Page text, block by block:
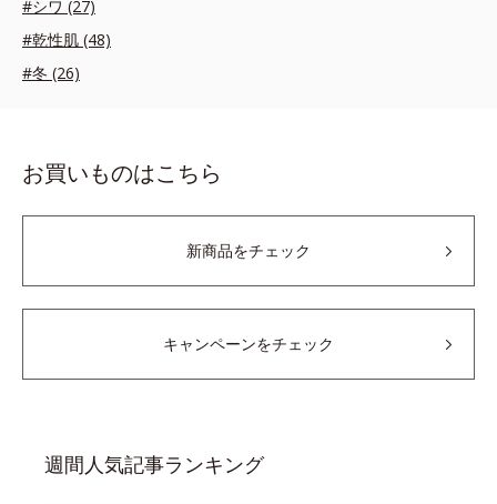
#シワ (27)
#乾性肌 (48)
#冬 (26)
お買いものはこちら
新商品をチェック
キャンペーンをチェック
週間人気記事ランキング